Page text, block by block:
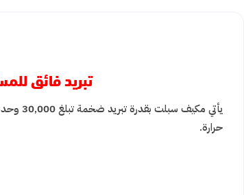
تبريد فائق
يأتي
حرارة.